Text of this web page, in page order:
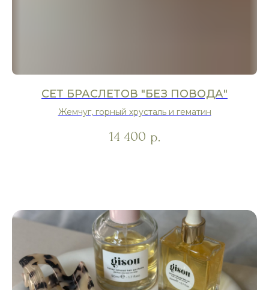
СЕТ БРАСЛЕТОВ "БЕЗ ПОВОДА"
Жемчуг, горный хрусталь и гематин
14 400 р.